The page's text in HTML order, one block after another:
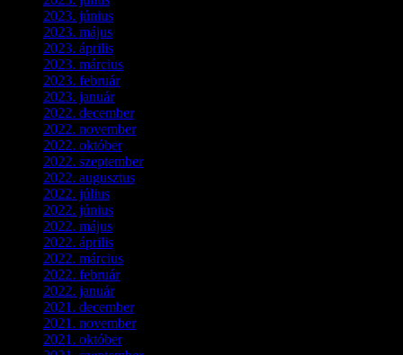
2023. június
2023. május
2023. április
2023. március
2023. február(4)
2023. január(1)
2022. december(2)
2022. november(4)
2022. október(8)
2022. szeptember(9)
2022. augusztus
2022. július
2022. június
2022. május
2022. április
2022. március
2022. február(4)
2022. január(3)
2021. december(2)
2021. november(5)
2021. október(8)